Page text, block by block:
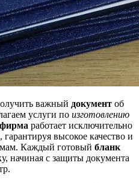
важный документ об
услуги по изготовлению
фирма работает исключительно
гарантируя высокое качество и
Каждый готовый бланк
начиная с защиты документа